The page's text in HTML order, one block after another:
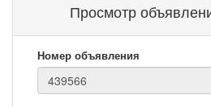
Просмотр
Номер объявления